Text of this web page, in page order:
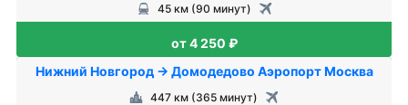
45 км (90 минут)
от 4 250 ₽
Нижний Новгород → Домодедово Аэропорт Москва
447 км (365 минут)